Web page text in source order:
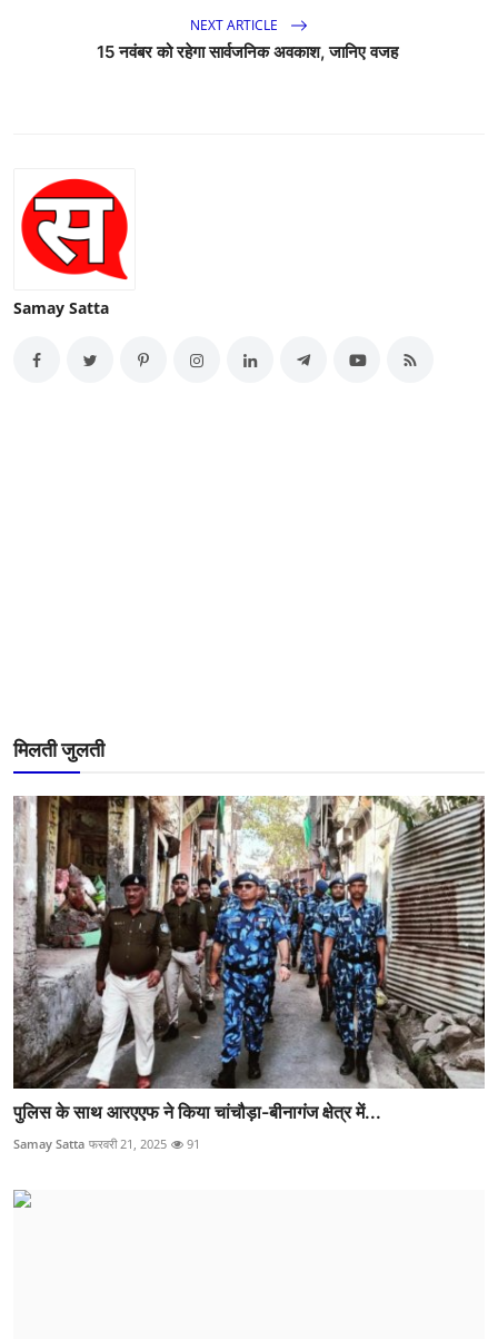
NEXT ARTICLE
15 नवंबर को रहेगा सार्वजनिक अवकाश, जानिए वजह
Samay Satta
मिलती जुलती
पुलिस के साथ आरएएफ ने किया चांचौड़ा-बीनागंज क्षेत्र में...
Samay Satta फरवरी 21, 2025 91